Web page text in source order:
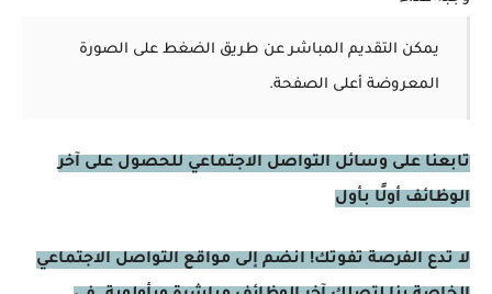
يمكن التقديم المباشر عن طريق الضغط على الصورة
المعروضة أعلى الصفحة.
تابعنا على وسائل التواصل الاجتماعي للحصول على آخر
الوظائف أولًا بأول
لا تدع الفرصة تفوتك! انضم إلى مواقع التواصل الاجتماعي